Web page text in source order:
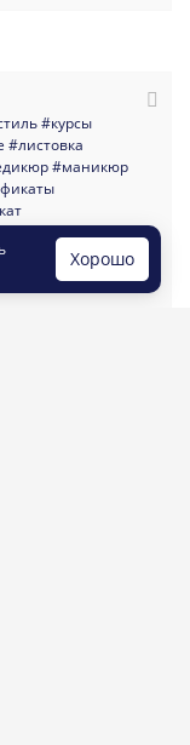
#курсы
#листовка
#маникюр
Хорошо